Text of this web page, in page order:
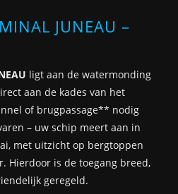
JUNEAU –
ligt aan de watermonding
aan de kades van het
of brugpassage** nodig
– uw schip meert aan in
met uitzicht op bergtoppen
Hierdoor is de toegang breed,
geregeld.